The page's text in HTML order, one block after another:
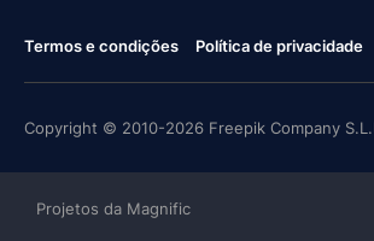
Termos e condições Política de privacidade
Copyright © 2010-2026 Freepik Company
Projetos da Magnific